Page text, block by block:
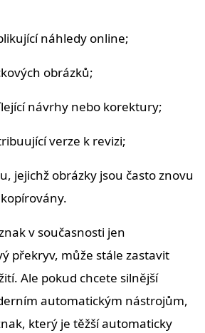
náhledy online;
obrázků;
návrhy nebo korektury;
verze k revizi;
jejichž obrázky jsou často znovu
v současnosti jen
překryv, může stále zastavit
Ale pokud chcete silnější
automatickým nástrojům,
který je těžší automaticky